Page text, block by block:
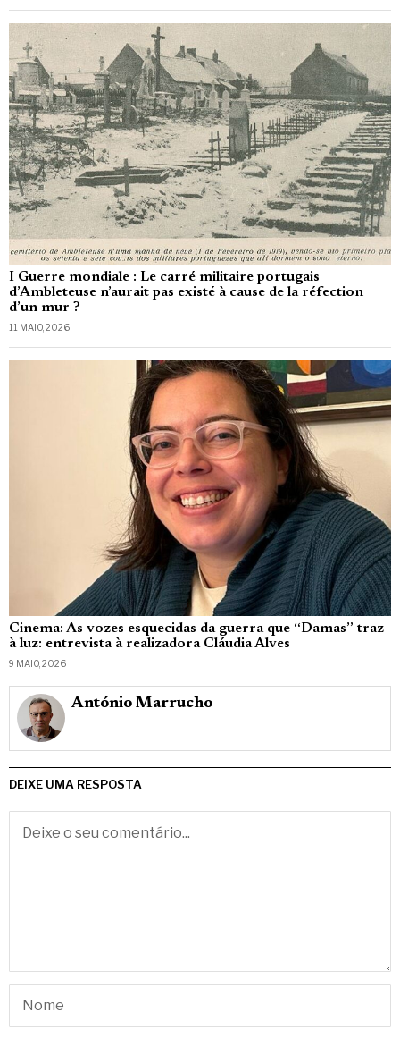
I Guerre mondiale : Le carré militaire portugais
d’Ambleteuse n’aurait pas existé à cause de la réfection
d’un mur ?
11 MAIO, 2026
Cinema: As vozes esquecidas da guerra que “Damas” traz
à luz: entrevista à realizadora Cláudia Alves
9 MAIO, 2026
António Marrucho
DEIXE UMA RESPOSTA